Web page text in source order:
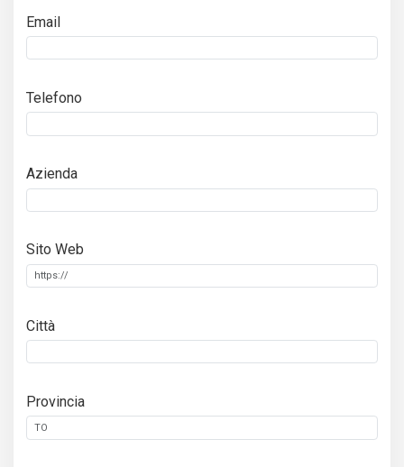
Email
Telefono
Azienda
Sito Web
Città
Provincia